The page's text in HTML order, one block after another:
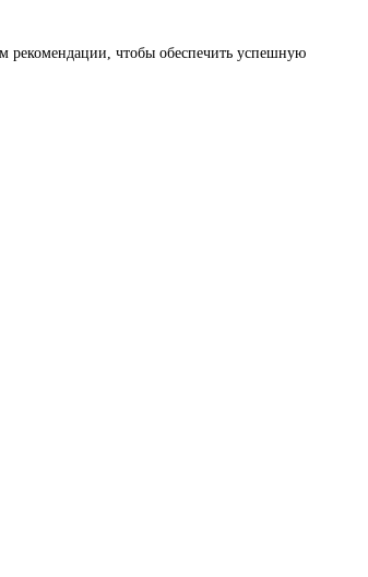
чтобы обеспечить успешную